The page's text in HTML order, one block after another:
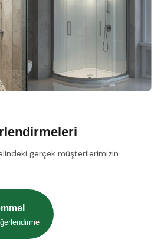
gerçek müşterilerimizin